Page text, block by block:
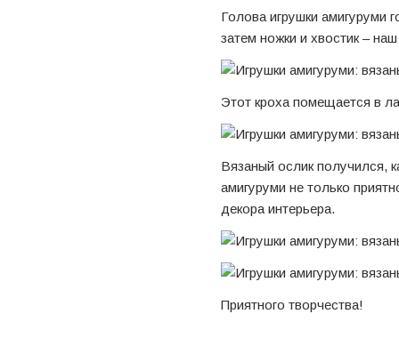
Голова игрушки амигуруми
затем ножки и хвостик –
Этот кроха помещается в
Вязаный ослик получился,
амигуруми не только
декора интерьера.
Приятного творчества!